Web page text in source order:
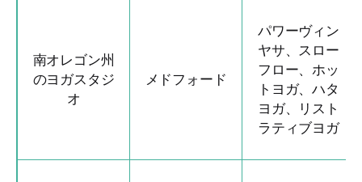
南オレゴン州
のヨガスタジ
オ
メドフォード
パワーヴィン
ヤサ、スロー
フロー、ホッ
トヨガ、ハタ
ヨガ、リスト
ラティブヨガ